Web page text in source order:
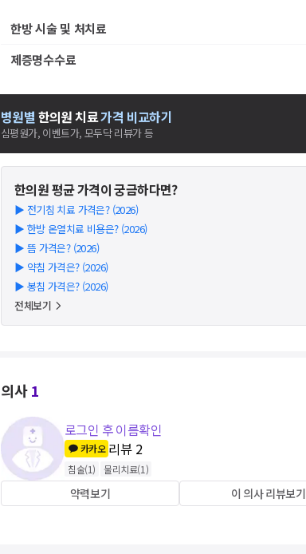
한방 시술 및 처치료
제증명수수료
병원별 한의원치료가격 비교하기
심평원가, 이벤트가, 모두닥 리뷰가 등
한의원평균 가격이 궁금하다면?
▶ 전기침 치료 가격은? (2026)
▶ 한방 온열치료 비용은? (2026)
▶ 뜸 가격은? (2026)
▶ 약침 가격은? (2026)
▶ 봉침 가격은? (2026)
전체보기
의사1
로그인 후 이름확인
카카오 리뷰 2
침술(1) 물리치료(1)
약력보기 이 의사 리뷰보기